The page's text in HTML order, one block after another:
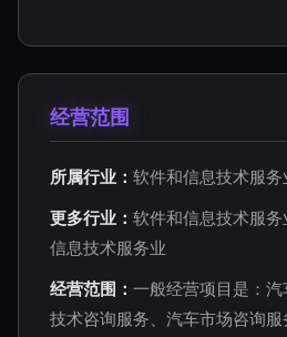
经营范围
所属行业： 软件和信息技术服务
更多行业： 软件和信息技术服
信息技术服务业
经营范围： 一般经营项目是：
技术咨询服务、汽车市场咨询